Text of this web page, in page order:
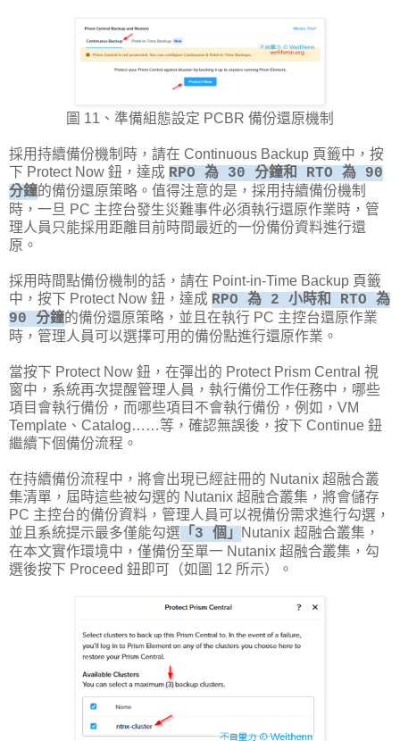
圖 11、準備組態設定 PCBR 備份還原機制
採用持續備份機制時，請在 Continuous Backup 頁籤中，按
下 Protect Now 鈕，達成 RPO 為 30 分鐘和 RTO 為 90
分鐘的備份還原策略。值得注意的是，採用持續備份機制
時，一旦 PC 主控台發生災難事件必須執行還原作業時，管
理人員只能採用距離目前時間最近的一份備份資料進行還
原。
採用時間點備份機制的話，請在 Point-in-Time Backup 頁籤
中，按下 Protect Now 鈕，達成 RPO 為 2 小時和 RTO 為
90 分鐘的備份還原策略，並且在執行 PC 主控台還原作業
時，管理人員可以選擇可用的備份點進行還原作業。
當按下 Protect Now 鈕，在彈出的 Protect Prism Central 視
窗中，系統再次提醒管理人員，執行備份工作任務中，哪些
項目會執行備份，而哪些項目不會執行備份，例如，VM
Template、Catalog……等，確認無誤後，按下 Continue 鈕
繼續下個備份流程。
在持續備份流程中，將會出現已經註冊的 Nutanix 超融合叢
集清單，屆時這些被勾選的 Nutanix 超融合叢集，將會儲存
PC 主控台的備份資料，管理人員可以視備份需求進行勾選，
並且系統提示最多僅能勾選 「3 個」
Nutanix 超融合叢集，
在本文實作環境中，僅備份至單一 Nutanix 超融合叢集，勾
選後按下 Proceed 鈕即可（如圖 12 所示）。